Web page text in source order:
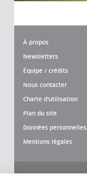
À propos
Newsletters
Équipe / crédits
Nous contacter
Charte d'utilisation
Plan du site
Données personnelles
Mentions légales